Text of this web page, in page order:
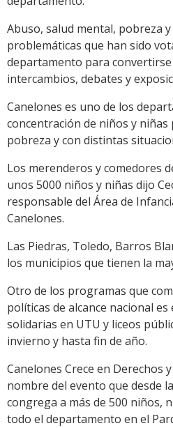
Abuso, salud mental, pobreza
problemáticas que han sido
departamento para
intercambios, debates y
Canelones es uno de los
concentración de niños y niñas
pobreza y con distintas
Los merenderos y comedores
unos 5000 niños y niñas dijo
responsable del Área de
Canelones.
Las Piedras, Toledo, Barros
los municipios que tienen la
Otro de los programas que
políticas de alcance nacional
solidarias en UTU y liceos
invierno y hasta fin de año.
Canelones Crece en Derechos
nombre del evento que desde
congrega a más de 500 niños,
todo el departamento en el